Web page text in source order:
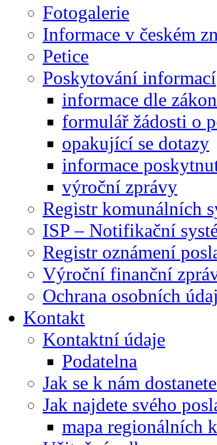
Fotogalerie
Informace v českém
Petice
Poskytování informací
informace dle
formulář žádosti o
opakující se dotazy
informace
výroční zprávy
Registr komunálních
ISP – Notifikační
Registr oznámení
Výroční finanční
Ochrana osobních
Kontakt
Kontaktní údaje
Podatelna
Jak se k nám
Jak najdete svého
mapa regionálních